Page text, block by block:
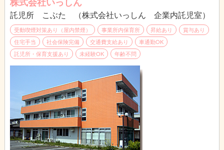
託児所 こぶた （株式会社いっしん 企業内託児室）
受動喫煙対策あり（屋内禁煙） 事業所内保育所 昇給あり
賞与あり
住宅手当
社会保険完備 交通費支給あり
車通勤OK
託児所・保育支援あり
未経験OK 年齢不問